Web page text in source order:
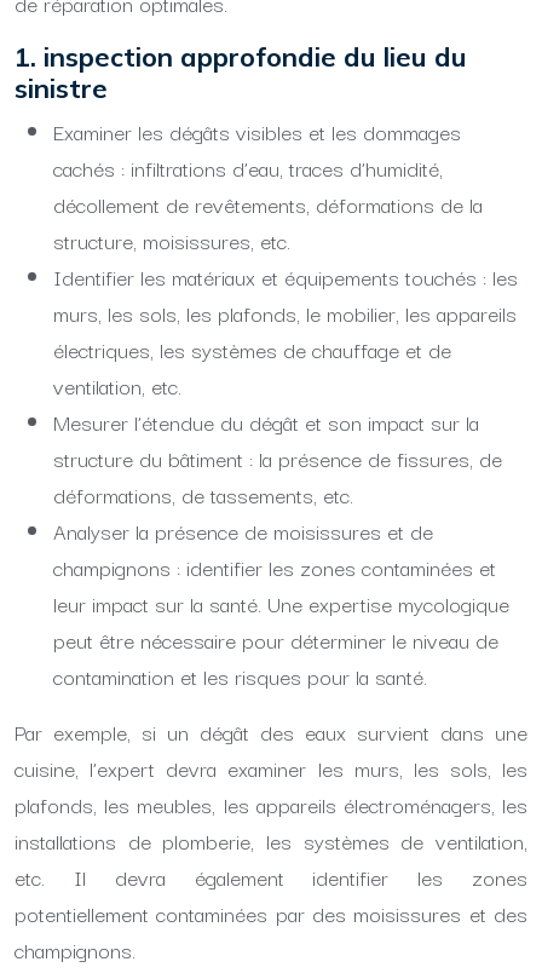
1. inspection approfondie du lieu du
sinistre
Examiner les dégâts visibles et les dommages
cachés : infiltrations d’eau, traces d’humidité,
décollement de revêtements, déformations de la
structure, moisissures, etc.
Identifier les matériaux et équipements touchés : les
murs, les sols, les plafonds, le mobilier, les appareils
électriques, les systèmes de chauffage et de
ventilation, etc.
Mesurer l’étendue du dégât et son impact sur la
structure du bâtiment : la présence de fissures, de
déformations, de tassements, etc.
Analyser la présence de moisissures et de
champignons : identifier les zones contaminées et
leur impact sur la santé. Une expertise mycologique
peut être nécessaire pour déterminer le niveau de
contamination et les risques pour la santé.
Par exemple, si un dégât des eaux survient dans une
cuisine, l’expert devra examiner les murs, les sols, les
plafonds, les meubles, les appareils électroménagers, les
installations de plomberie, les systèmes de ventilation,
etc. Il devra également identifier les zones
potentiellement contaminées par des moisissures et des
champignons.